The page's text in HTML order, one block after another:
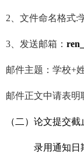
2、文件命名格式:
3、发送邮箱：
邮件主题：学校+
邮件正文中请表明
（二）论文提交截
录用通知日